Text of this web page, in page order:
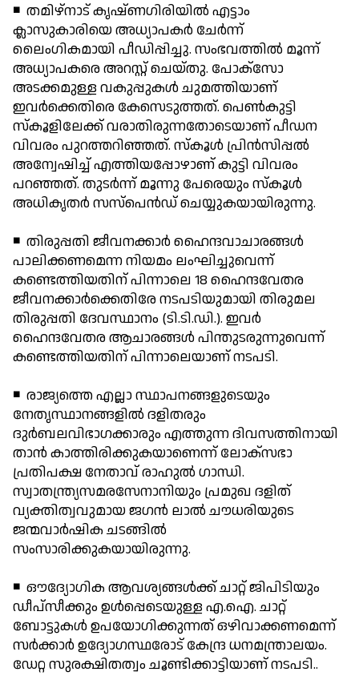
◾ തമിഴ്നാട് കൃഷ്ണഗിരിയില്‍ എട്ടാം
ക്ലാസുകാരിയെ അധ്യാപകര്‍ ചേര്‍ന്ന്
ലൈംഗികമായി പീഡിപ്പിച്ചു. സംഭവത്തില്‍ മൂന്ന്
അധ്യാപകരെ അറസ്റ്റ് ചെയ്തു. പോക്സോ
അടക്കമുള്ള വകുപ്പുകള്‍ ചുമത്തിയാണ്
ഇവര്‍ക്കെതിരെ കേസെടുത്തത്. പെണ്‍കുട്ടി
സ്‌കൂളിലേക്ക് വരാതിരുന്നതോടെയാണ് പീഡന
വിവരം പുറത്തറിഞ്ഞത്. സ്‌കൂള്‍ പ്രിന്‍സിപ്പല്‍
അന്വേഷിച്ച് എത്തിയപ്പോഴാണ് കുട്ടി വിവരം
പറഞ്ഞത്. തുടര്‍ന്ന് മൂന്നു പേരെയും സ്‌കൂള്‍
അധികൃതര്‍ സസ്പെന്‍ഡ് ചെയ്യുകയായിരുന്നു.
◾ തിരുപ്പതി ജീവനക്കാര്‍ ഹൈന്ദവാചാരങ്ങള്‍
പാലിക്കണമെന്ന നിയമം ലംഘിച്ചുവെന്ന്
കണ്ടെത്തിയതിന് പിന്നാലെ 18 ഹൈന്ദവേതര
ജീവനക്കാര്‍ക്കെതിരേ നടപടിയുമായി തിരുമല
തിരുപ്പതി ദേവസ്ഥാനം (ടി.ടി.ഡി.). ഇവര്‍
ഹൈന്ദവേതര ആചാരങ്ങള്‍ പിന്തുടരുന്നുവെന്ന്
കണ്ടെത്തിയതിന് പിന്നാലെയാണ് നടപടി.
◾ രാജ്യത്തെ എല്ലാ സ്ഥാപനങ്ങളുടെയും
നേതൃസ്ഥാനങ്ങളില്‍ ദളിതരും
ദുര്‍ബലവിഭാഗക്കാരും എത്തുന്ന ദിവസത്തിനായി
താന്‍ കാത്തിരിക്കുകയാണെന്ന് ലോക്‌സഭാ
പ്രതിപക്ഷ നേതാവ് രാഹുല്‍ ഗാന്ധി.
സ്വാതന്ത്ര്യസമരസേനാനിയും പ്രമുഖ ദളിത്
വ്യക്തിത്വവുമായ ജഗന്‍ ലാല്‍ ചൗധരിയുടെ
ജന്മവാര്‍ഷിക ചടങ്ങില്‍
സംസാരിക്കുകയായിരുന്നു.
◾ ഔദ്യോഗിക ആവശ്യങ്ങള്‍ക്ക് ചാറ്റ് ജിപിടിയും
ഡീപ്‌സീക്കും ഉള്‍പ്പെടെയുള്ള എ.ഐ. ചാറ്റ്
ബോട്ടുകള്‍ ഉപയോഗിക്കുന്നത് ഒഴിവാക്കണമെന്ന്
സര്‍ക്കാര്‍ ഉദ്യോഗസ്ഥരോട് കേന്ദ്ര ധനമന്ത്രാലയം.
ഡേറ്റ സുരക്ഷിതത്വം ചൂണ്ടിക്കാട്ടിയാണ് നടപടി..